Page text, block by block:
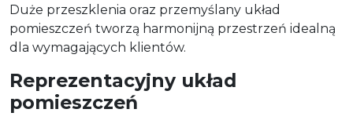
Duże przeszklenia oraz przemyślany układ
pomieszczeń tworzą harmonijną przestrzeń idealną
dla wymagających klientów.
Reprezentacyjny układ
pomieszczeń